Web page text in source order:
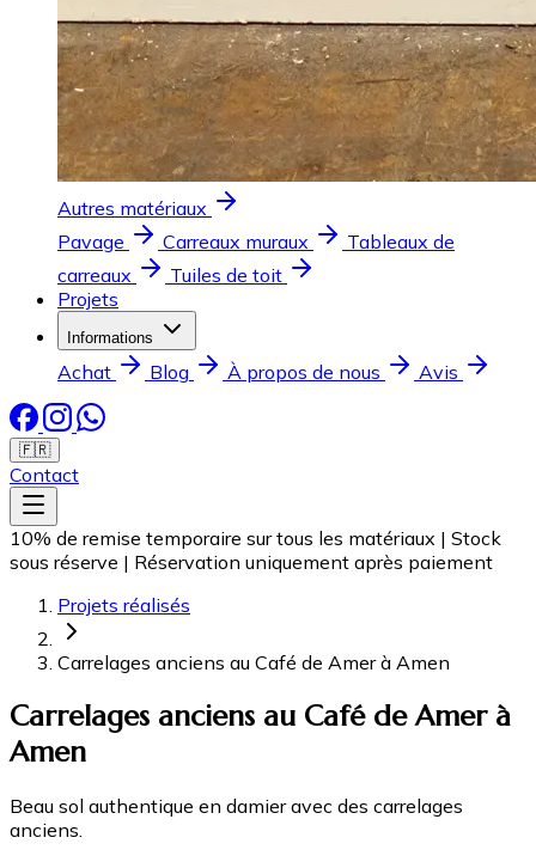
Autres matériaux
Pavage
Carreaux muraux
Tableaux de
carreaux
Tuiles de toit
Projets
Informations
Achat Blog À propos de nous Avis
🇫🇷
Contact
10% de remise temporaire sur tous les matériaux | Stock
sous réserve | Réservation uniquement après paiement
Projets réalisés
Carrelages anciens au Café de Amer à Amen
Carrelages anciens au Café de Amer à
Amen
Beau sol authentique en damier avec des carrelages
anciens.